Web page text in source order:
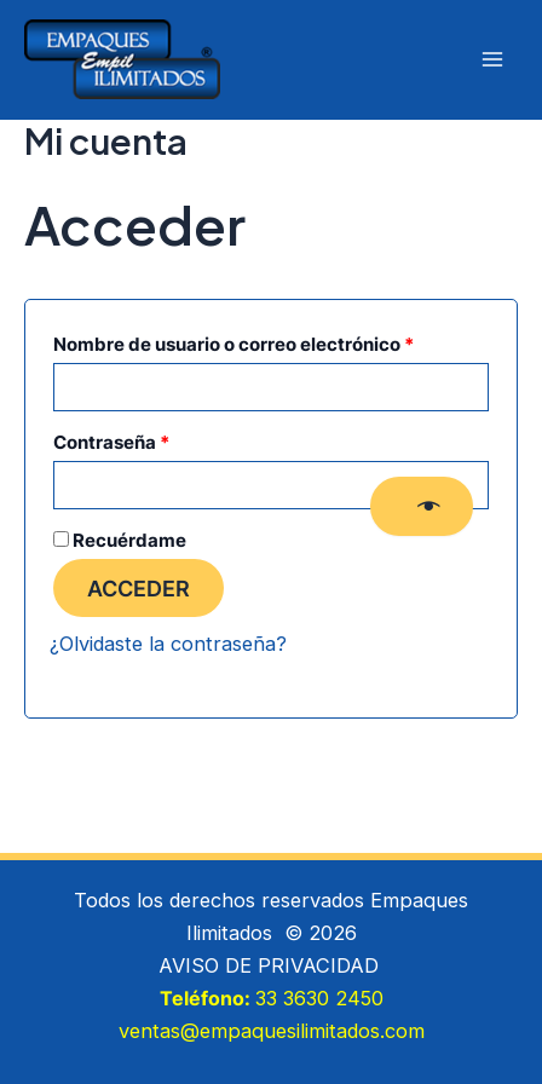
contenido
Mi cuenta
Acceder
Nombre de usuario o correo electrónico *
Contraseña *
Recuérdame
ACCEDER
¿Olvidaste la contraseña?
Todos los derechos reservados Empaques
Ilimitados © 2026
AVISO DE PRIVACIDAD
Teléfono: 33 3630 2450
ventas@empaquesilimitados.com